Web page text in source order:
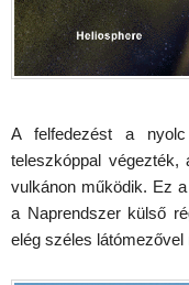
A felfedezést a
teleszkóppal
vulkánon működik. Ez
a Naprendszer külső
elég széles látómezővel